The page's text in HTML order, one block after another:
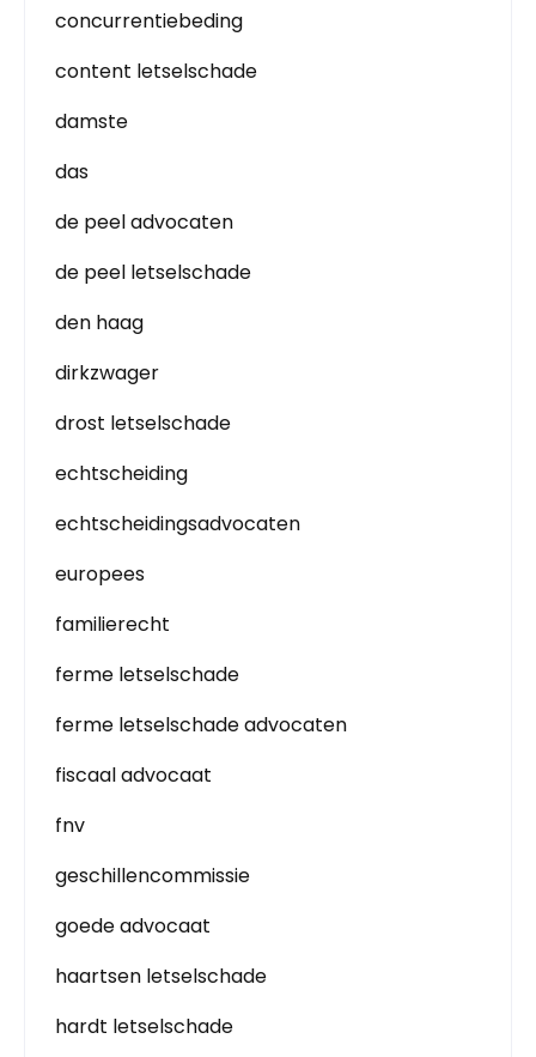
concurrentiebeding
content letselschade
damste
das
de peel advocaten
de peel letselschade
den haag
dirkzwager
drost letselschade
echtscheiding
echtscheidingsadvocaten
europees
familierecht
ferme letselschade
ferme letselschade advocaten
fiscaal advocaat
fnv
geschillencommissie
goede advocaat
haartsen letselschade
hardt letselschade